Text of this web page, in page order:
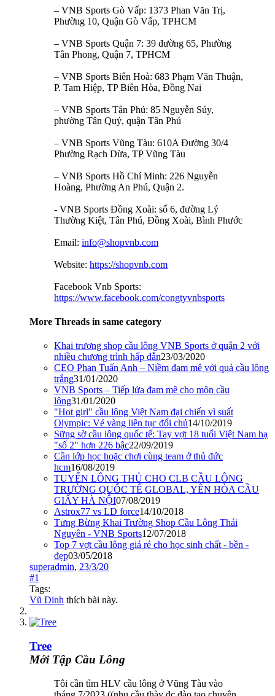
– VNB Sports Gò Vấp: 1373 Phan Văn Trị,
Phường 10, Quận Gò Vấp, TPHCM
– VNB Sports Quận 7: 39 đường 65, Phường
Tân Phong, Quận 7, TPHCM
– VNB Sports Biên Hoà: 683 Phạm Văn Thuận,
P. Tam Hiệp, TP Biên Hòa, Đồng Nai
– VNB Sports Tân Phú: 85 Nguyễn Súy,
phường Tân Quý, quận Tân Phú
– VNB Sports Vũng Tàu: 610A Đường 30/4
Phường Rạch Dừa, TP Vũng Tàu
– VNB Sports Hồ Chí Minh: 226 Nguyễn
Hoàng, Phường An Phú, Quận 2.
- VNB Sports Đồng Xoài: số 6, đường Lý
Thường Kiệt, Tân Phú, Đồng Xoài, Bình Phước
Email: info@shopvnb.com
Website: https://shopvnb.com
Facebook Vnb Sports:
https://www.facebook.com/congtyvnbsports
More Threads in same category
Khai trương shop cầu lông VNB Sports ở quận 2 với
nhiều chương trình hấp dẫn23/03/2020
CEO Phan Tuấn Anh – Niềm đam mê với quả cầu lông
trắng31/01/2020
VNB Sports – Tiếp lửa đam mê cho môn cầu
lông31/01/2020
"Hot girl" cầu lông Việt Nam đại chiến vì suất
Olympic: Vé vàng liên tục đổi chủ14/10/2019
Sững sờ cầu lông quốc tế: Tay vợt 18 tuổi Việt Nam hạ
"số 2" hơn 226 bậc22/09/2019
Cần lớp học hoặc chơi cùng team ở thủ đức
hcm16/08/2019
TUYỂN LÔNG THỦ CHO CLB CẦU LÔNG
TRƯỜNG QUỐC TẾ GLOBAL, YÊN HÒA CẦU
GIẤY HÀ NỘI07/08/2019
Astrox77 vs LD force14/10/2018
Tưng Bừng Khai Trường Shop Cầu Lông Thái
Nguyên - VNB Sports12/07/2018
Top 7 vợt cầu lông giá rẻ cho học sinh chất - bền -
đẹp03/05/2018
superadmin, 23/3/20
#1
Tags:
Vũ Dinh thích bài này.
Tree
Mới Tập Cầu Lông
Tôi cần tìm HLV cầu lông ở Vũng Tàu vào